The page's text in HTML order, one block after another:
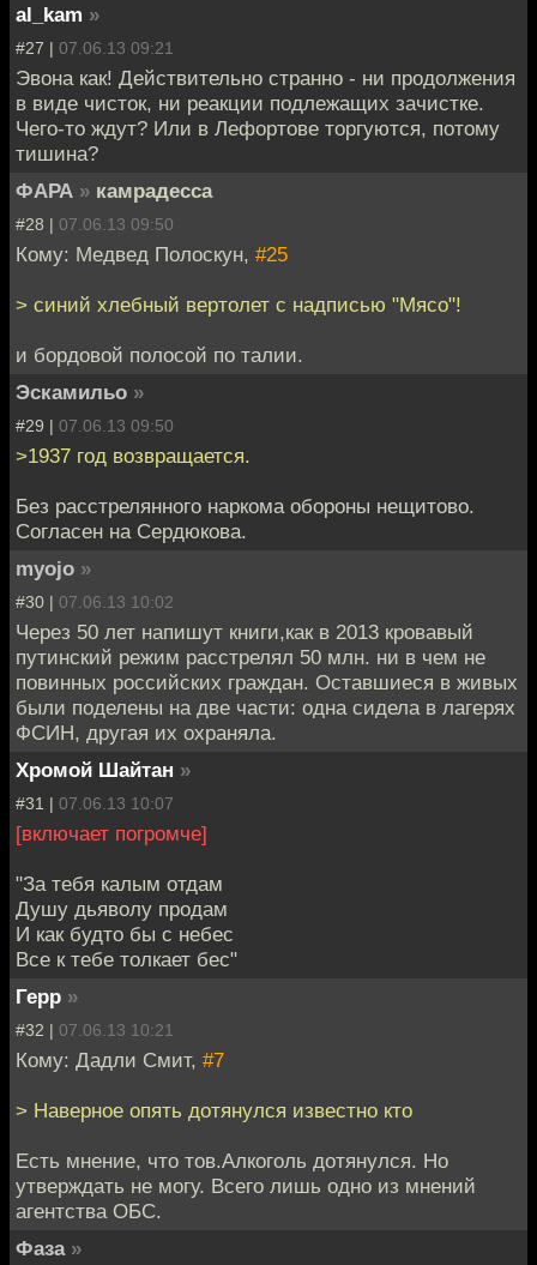
al_kam »
#27 | 07.06.13 09:21
Эвона как! Действительно странно - ни продолжения
в виде чисток, ни реакции подлежащих зачистке.
Чего-то ждут? Или в Лефортове торгуются, потому
тишина?
ФАРА » камрадесса
#28 | 07.06.13 09:50
Кому: Медвед Полоскун, #25
> синий хлебный вертолет с надписью "Мясо"!
и бордовой полосой по талии.
Эскамильо »
#29 | 07.06.13 09:50
>1937 год возвращается.
Без расстрелянного наркома обороны нещитово.
Согласен на Сердюкова.
myojo »
#30 | 07.06.13 10:02
Через 50 лет напишут книги,как в 2013 кровавый
путинский режим расстрелял 50 млн. ни в чем не
повинных российских граждан. Оставшиеся в живых
были поделены на две части: одна сидела в лагерях
ФСИН, другая их охраняла.
Хромой Шайтан »
#31 | 07.06.13 10:07
[включает погромче]
"За тебя калым отдам
Душу дьяволу продам
И как будто бы с небес
Все к тебе толкает бес"
Герр »
#32 | 07.06.13 10:21
Кому: Дадли Смит, #7
> Наверное опять дотянулся известно кто
Есть мнение, что тов.Алкоголь дотянулся. Но
утверждать не могу. Всего лишь одно из мнений
агентства ОБС.
Фаза »